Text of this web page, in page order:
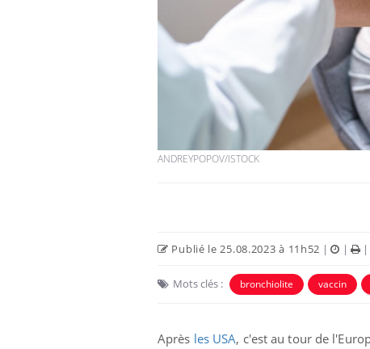
ANDREYPOPOV/ISTOCK
Publié le 25.08.2023 à 11h52 | |
Mots clés : bronchiolite vaccin
Après les USA, c'est au tour de
Fortes chaleurs :
pourquoi le risque de
noyade grimpe-t-il ?
expliquer ma maladie Youtube